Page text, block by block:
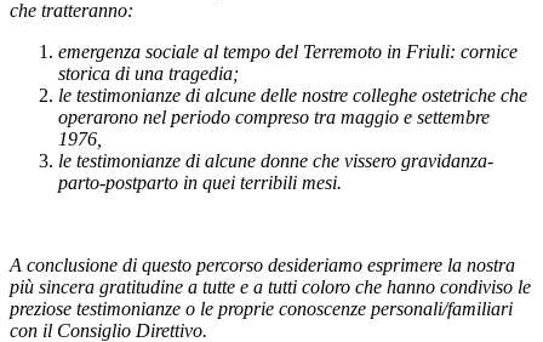
che tratteranno:
emergenza sociale al tempo del Terremoto in Friuli: cornice
storica di una tragedia;
le testimonianze di alcune delle nostre colleghe ostetriche che
operarono nel periodo compreso tra maggio e settembre
1976,
le testimonianze di alcune donne che vissero gravidanza-
parto-postparto in quei terribili mesi.
A conclusione di questo percorso desideriamo esprimere la nostra
più sincera gratitudine a tutte e a tutti coloro che hanno condiviso le
preziose testimonianze o le proprie conoscenze personali/familiari
con il Consiglio Direttivo.